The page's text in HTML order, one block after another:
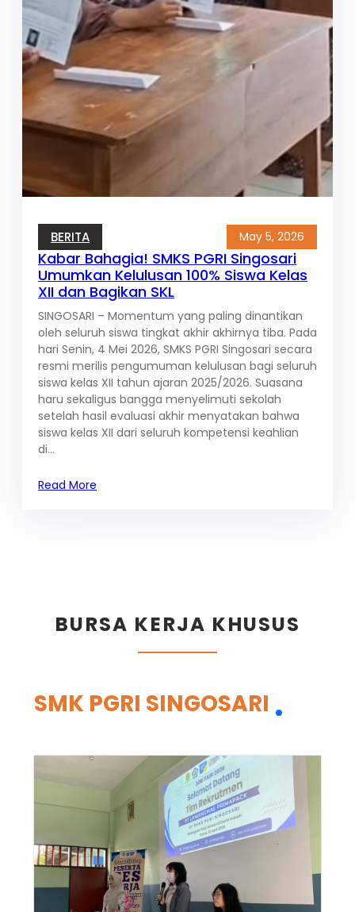
BERITA May 5, 2026
Kabar Bahagia! SMKS PGRI Singosari
Umumkan Kelulusan 100% Siswa Kelas
XII dan Bagikan SKL
SINGOSARI – Momentum yang paling dinantikan
oleh seluruh siswa tingkat akhir akhirnya tiba. Pada
hari Senin, 4 Mei 2026, SMKS PGRI Singosari secara
resmi merilis pengumuman kelulusan bagi seluruh
siswa kelas XII tahun ajaran 2025/2026. Suasana
haru sekaligus bangga menyelimuti sekolah
setelah hasil evaluasi akhir menyatakan bahwa
siswa kelas XII dari seluruh kompetensi keahlian
di…
Read More
BURSA KERJA KHUSUS
SMK PGRI SINGOSARI